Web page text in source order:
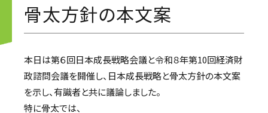
骨太方針の本文案
本日は第６回日本成長戦略会議と令和８年第10回経済財
政諮問会議を開催し、日本成長戦略と骨太方針の本文案
を示し、有識者と共に議論しました。
特に骨太では、